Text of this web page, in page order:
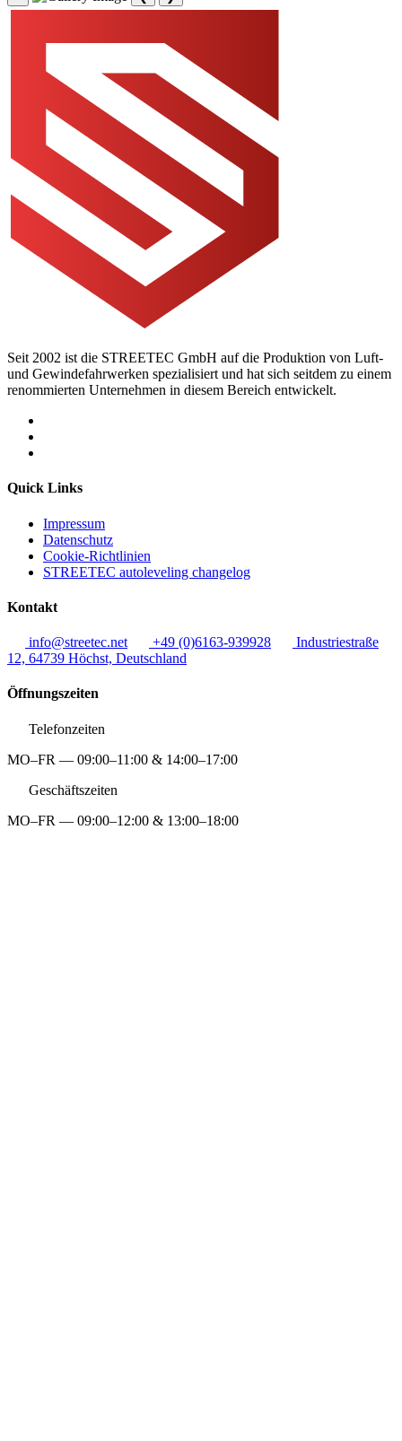
Seit 2002 ist die STREETEC GmbH auf die Produktion von Luft-
und Gewindefahrwerken spezialisiert und hat sich seitdem zu einem
renommierten Unternehmen in diesem Bereich entwickelt.
Quick Links
Impressum
Datenschutz
Cookie-Richtlinien
STREETEC autoleveling changelog
Kontakt
info@streetec.net +49 (0)6163-939928
Industriestraße
12, 64739 Höchst, Deutschland
Öffnungszeiten
Telefonzeiten
MO–FR — 09:00–11:00 & 14:00–17:00
Geschäftszeiten
MO–FR — 09:00–12:00 & 13:00–18:00